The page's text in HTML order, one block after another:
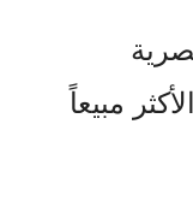
مبيعاً